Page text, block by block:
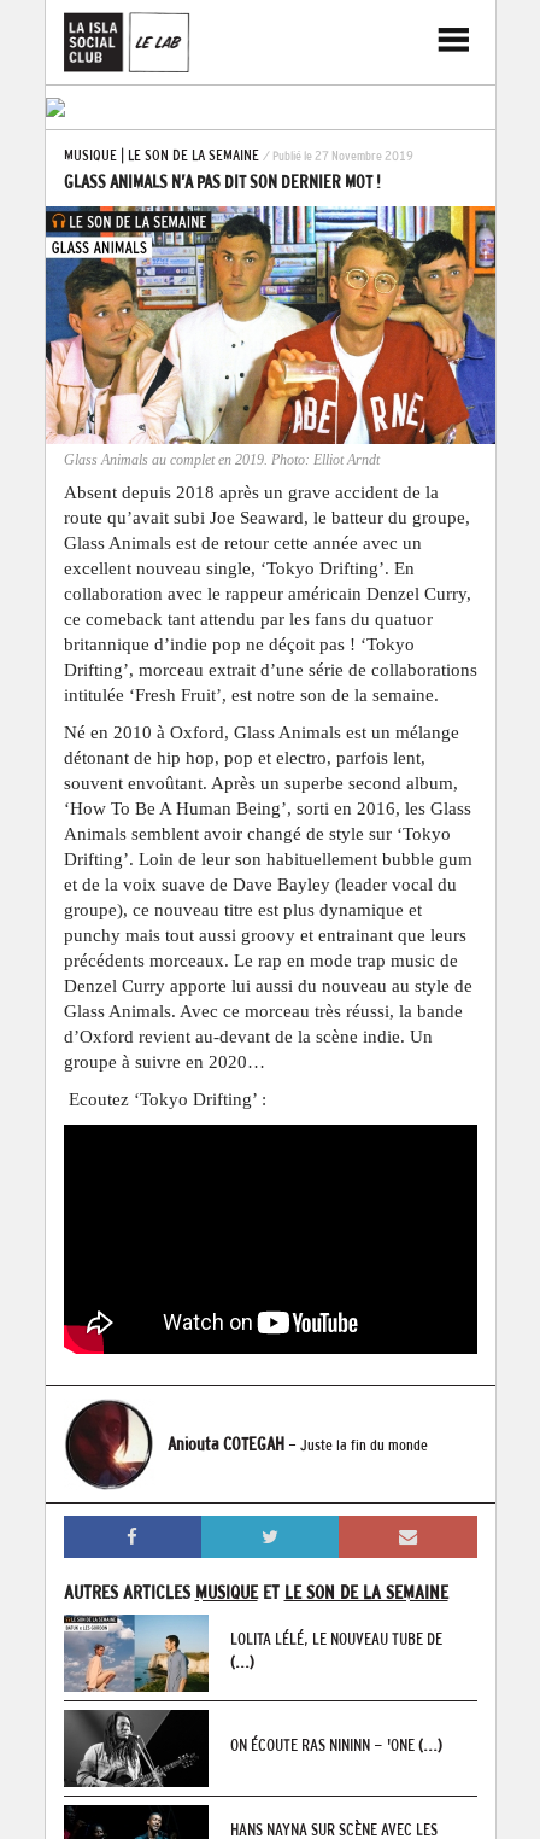
MUSIQUE| LE SON DE LA SEMAINE / Publié le 27 Novembre 2019
GLASS ANIMALS N’A PAS DIT SON DERNIER MOT !
Glass Animals au complet en 2019. Photo: Elliot Arndt
Absent depuis 2018 après un grave accident de la
route qu’avait subi Joe Seaward, le batteur du groupe,
Glass Animals est de retour cette année avec un
excellent nouveau single, ‘Tokyo Drifting’. En
collaboration avec le rappeur américain Denzel Curry,
ce comeback tant attendu par les fans du quatuor
britannique d’indie pop ne déçoit pas ! ‘Tokyo
Drifting’, morceau extrait d’une série de collaborations
intitulée ‘Fresh Fruit’, est notre son de la semaine.
Né en 2010 à Oxford, Glass Animals est un mélange
détonant de hip hop, pop et electro, parfois lent,
souvent envoûtant. Après un superbe second album,
‘How To Be A Human Being’, sorti en 2016, les Glass
Animals semblent avoir changé de style sur ‘Tokyo
Drifting’. Loin de leur son habituellement bubble gum
et de la voix suave de Dave Bayley (leader vocal du
groupe), ce nouveau titre est plus dynamique et
punchy mais tout aussi groovy et entrainant que leurs
précédents morceaux. Le rap en mode trap music de
Denzel Curry apporte lui aussi du nouveau au style de
Glass Animals. Avec ce morceau très réussi, la bande
d’Oxford revient au-devant de la scène indie. Un
groupe à suivre en 2020…
Ecoutez ‘Tokyo Drifting’ :
Aniouta COTEGAH - Juste la fin du monde
AUTRES ARTICLES MUSIQUEET LE SON DE LA SEMAINE
LOLITA LÉLÉ, LE NOUVEAU TUBE DE
(...)
ON ÉCOUTE RAS NININN - 'ONE(...)
HANS NAYNA SUR SCÈNE AVEC LES